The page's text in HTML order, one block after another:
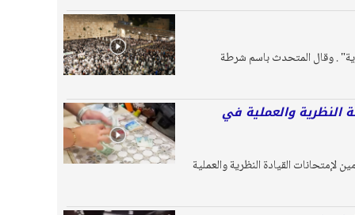
. وقال المتحدث باسم شرطة
النظرية والعملية في
القيادة النظرية والعملية